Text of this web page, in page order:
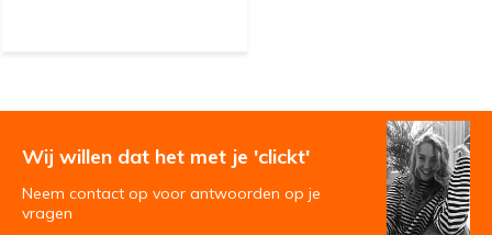
Wij willen dat het met je 'clickt'
Neem contact op voor antwoorden op je
vragen